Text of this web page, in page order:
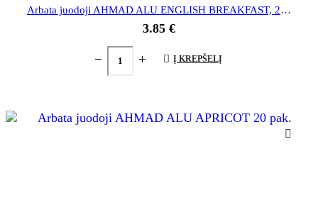
Arbata juodoji AHMAD ALU ENGLISH BREAKFAST, 20 pak.
3.85 €
Į KREPŠELĮ